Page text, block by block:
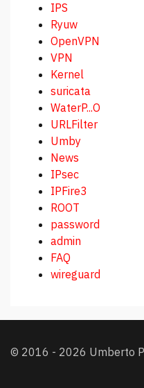
IPS
Ryuw
OpenVPN
VPN
Kernel
suricata
WaterP...O
URLFilter
Umby
News
IPsec
IPFire3
ROOT
password
admin
FAQ
wireguard
© 2016 - 2026 Umberto